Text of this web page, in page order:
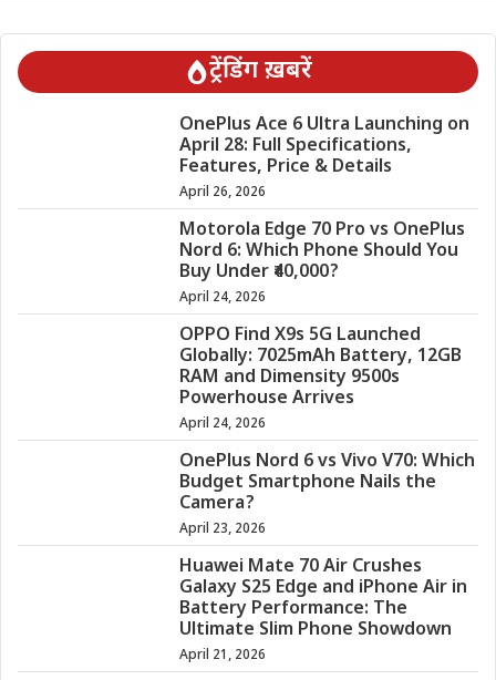
ट्रेंडिंग ख़बरें
OnePlus Ace 6 Ultra Launching on
April 28: Full Specifications,
Features, Price & Details
April 26, 2026
Motorola Edge 70 Pro vs OnePlus
Nord 6: Which Phone Should You
Buy Under ₹40,000?
April 24, 2026
OPPO Find X9s 5G Launched
Globally: 7025mAh Battery, 12GB
RAM and Dimensity 9500s
Powerhouse Arrives
April 24, 2026
OnePlus Nord 6 vs Vivo V70: Which
Budget Smartphone Nails the
Camera?
April 23, 2026
Huawei Mate 70 Air Crushes
Galaxy S25 Edge and iPhone Air in
Battery Performance: The
Ultimate Slim Phone Showdown
April 21, 2026